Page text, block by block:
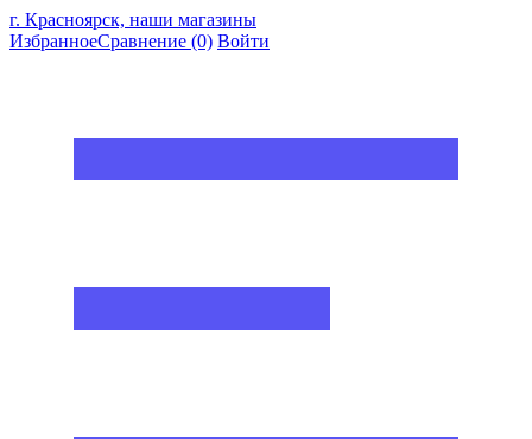
г. Красноярск, наши магазины
ИзбранноеСравнение (0) Войти